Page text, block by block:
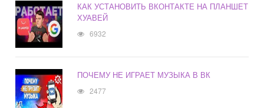
КАК УСТАНОВИТЬ ВКОНТАКТЕ НА ПЛАНШЕТ
ХУАВЕЙ
6932
ПОЧЕМУ НЕ ИГРАЕТ МУЗЫКА В ВК
2477